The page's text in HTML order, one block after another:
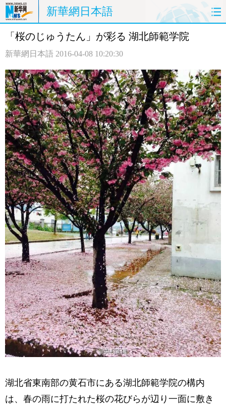
新華網日本語
ホームページ 政治 経済
観光 評論 写真
中日対訳
「桜のじゅうたん」が彩る 湖北師範学院
新華網日本語 2016-04-08 10:20:30
湖北省東南部の黄石市にある湖北師範学院の構内
は、春の雨に打たれた桜の花びらが辺り一面に敷き